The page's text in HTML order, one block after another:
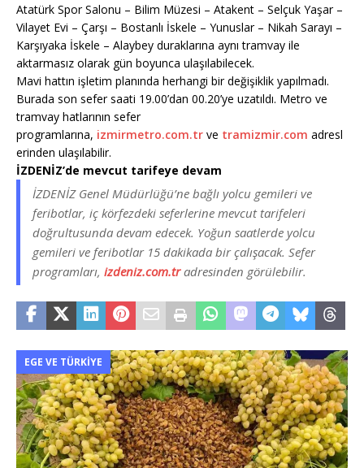
Atatürk Spor Salonu – Bilim Müzesi – Atakent – Selçuk Yaşar –
Vilayet Evi – Çarşı – Bostanlı İskele – Yunuslar – Nikah Sarayı –
Karşıyaka İskele – Alaybey duraklarına aynı tramvay ile
aktarmasız olarak gün boyunca ulaşılabilecek.
Mavi hattın işletim planında herhangi bir değişiklik yapılmadı.
Burada son sefer saati 19.00’dan 00.20’ye uzatıldı. Metro ve
tramvay hatlarının sefer
programlarına, izmirmetro.com.tr ve tramizmir.com adresl
erinden ulaşılabilir.
İZDENİZ’de mevcut tarifeye devam
İZDENİZ Genel Müdürlüğü’ne bağlı yolcu gemileri ve
feribotlar, iç körfezdeki seferlerine mevcut tarifeleri
doğrultusunda devam edecek. Yoğun saatlerde yolcu
gemileri ve feribotlar 15 dakikada bir çalışacak. Sefer
programları, izdeniz.com.tradresinden görülebilir.
EGE VE TÜRKIYE